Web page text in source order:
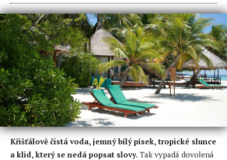
Křišťálově čistá voda, jemný bílý písek, tropické slunce
a klid, který se nedá popsat slovy. Tak vypadá dovolená